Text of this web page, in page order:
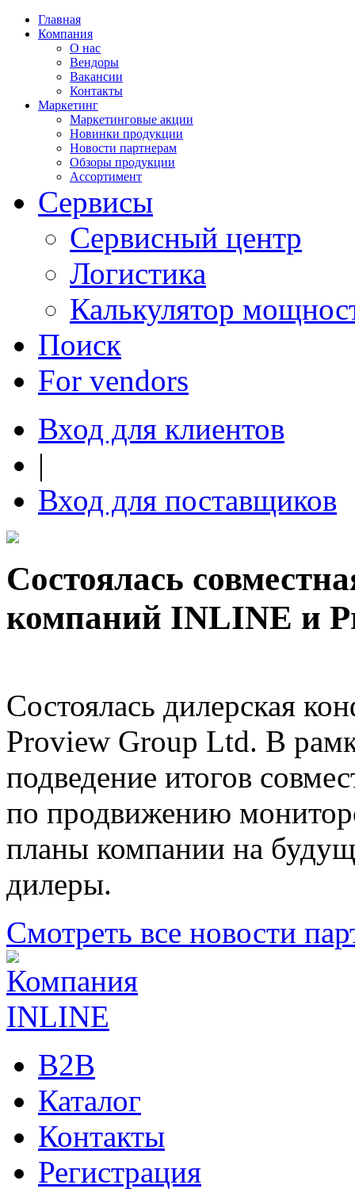
Главная
Компания
О нас
Вендоры
Вакансии
Контакты
Маркетинг
Маркетинговые акции
Новинки продукции
Новости партнерам
Обзоры продукции
Ассортимент
Сервисы
Сервисный центр
Логистика
Калькулятор
Поиск
For vendors
Вход для клиентов
|
Вход для поставщиков
Состоялась
компаний INLINE и
Состоялась дилерская
Proview Group Ltd. В
подведение итогов
по продвижению
планы компании на
дилеры.
Смотреть все новости
B2B
Каталог
Контакты
Регистрация